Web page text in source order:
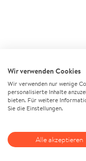
Wir verwenden Cookies
Wir verwenden nur wenige
personalisierte Inhalte
bieten. Für weitere
Sie die Einstellungen.
Alle akzeptieren